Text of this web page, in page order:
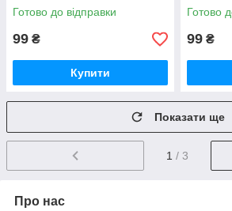
Готово до відправки
99 ₴
Купити
Готово
99 ₴
Показати ще
1 / 3
Про нас